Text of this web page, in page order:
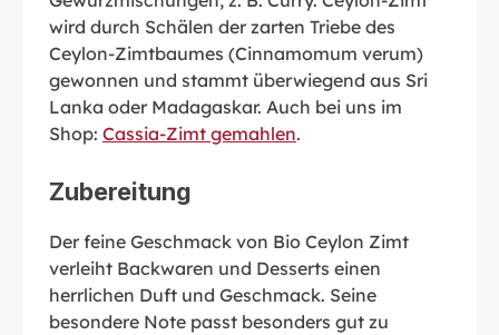
wird durch Schälen der zarten Triebe des
Ceylon-Zimtbaumes (Cinnamomum verum)
gewonnen und stammt überwiegend aus Sri
Lanka oder Madagaskar. Auch bei uns im
Shop: Cassia-Zimt gemahlen.
Zubereitung
Der feine Geschmack von Bio Ceylon Zimt
verleiht Backwaren und Desserts einen
herrlichen Duft und Geschmack. Seine
besondere Note passt besonders gut zu